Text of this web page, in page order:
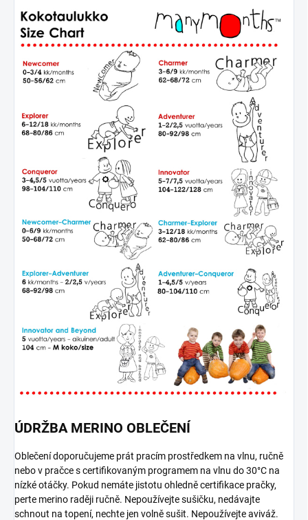
ÚDRŽBA MERINO OBLEČENÍ
Oblečení doporučujeme prát pracím prostředkem na vlnu, ručně
nebo v pračce s certifikovaným programem na vlnu do 30°C na
nízké otáčky. Pokud nemáte jistotu ohledně certifikace pračky,
perte merino raději ručně. Nepoužívejte sušičku, nedávajte
schnout na topení, nechte jen volně sušit. Nepoužívejte aviváž.